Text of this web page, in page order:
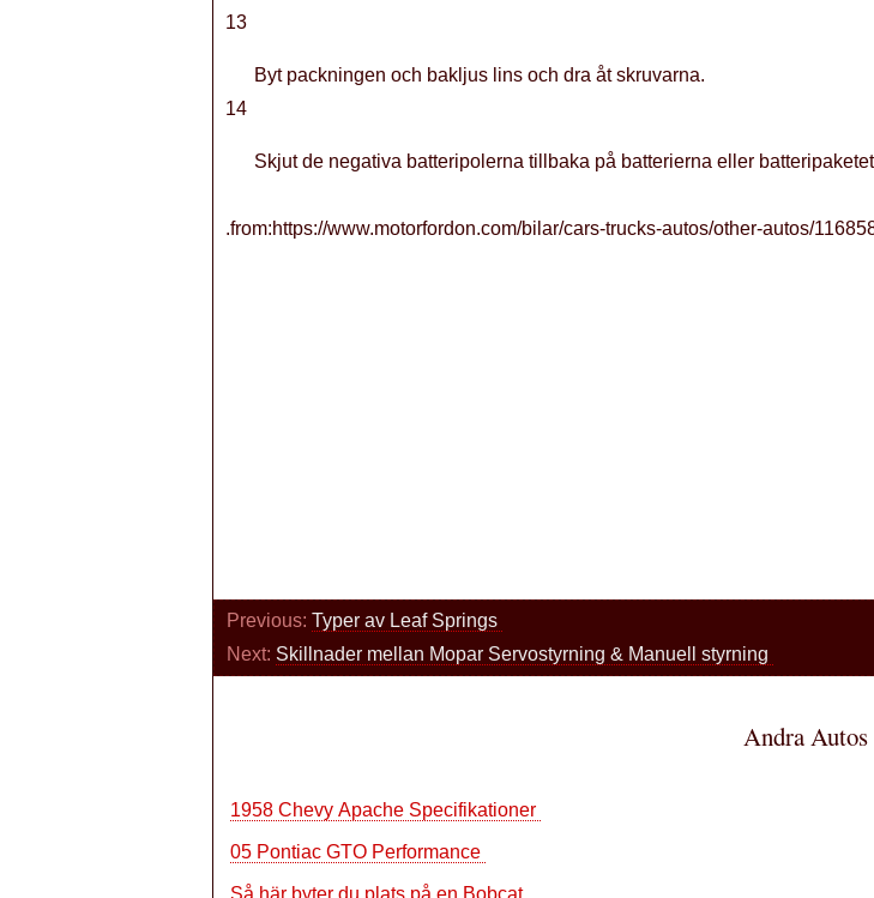
13
Byt packningen och bakljus lins och dra åt skruvarna.
14
Skjut de negativa batteripolerna tillbaka på batterierna eller
.from:https://www.motorfordon.com/bilar/cars-trucks-autos/other-autos/
Previous: Typer av Leaf Springs
Next: Skillnader mellan Mopar Servostyrning & Manuell styrning
Andra Autos
1958 Chevy Apache Specifikationer
05 Pontiac GTO Performance
Så här byter du plats på en Bobcat